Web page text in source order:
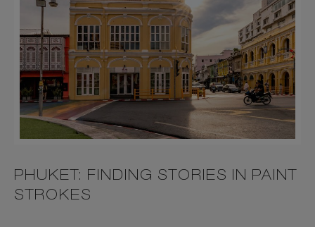
PHUKET: FINDING STORIES IN PAINT
STROKES